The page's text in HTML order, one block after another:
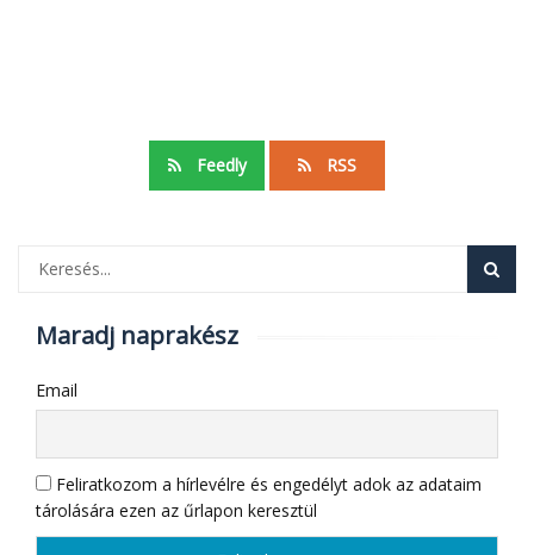
Feedly RSS
Maradj naprakész
Email
Feliratkozom a hírlevélre és engedélyt adok az adataim
tárolására ezen az űrlapon keresztül